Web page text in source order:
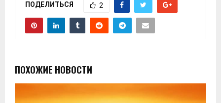
ПОДЕЛИТЬСЯ 2
ПОХОЖИЕ НОВОСТИ